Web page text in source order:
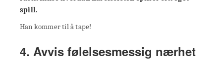
spill.
Han kommer til å tape!
4. Avvis følelsesmessig nærhet